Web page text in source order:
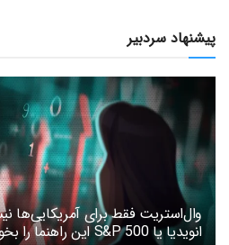
پیشنهاد سردبیر
وال‌استریت فقط برای آمریکایی‌ها
انویدیا یا S&P 500 این راهنما را بخوانید